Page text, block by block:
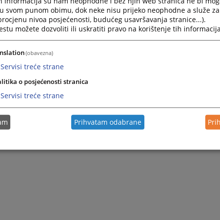
je Općinskom sudu u Širokom Brijegu podnesen prijedlog
zbog pritvorskih razloga i to postojanja osnovane
mogao ometati kazneni postupak utjecajem na svjedoke,
slično kazneno djelo.
okončanju istrage u ovom predmetu.
nevinosti iz čl. 3. st. 1. ZKP-a F BiH, svatko se smatra
suda ne utvrdi njegova krivnja.“
svom punom obimu, dok neke nisu prijeko neophodne a služe
nivoa posjećenosti, budućeg usavršavanja stranice...).
možete dozvoliti ili uskratiti pravo na korištenje tih
(obavezna)
Servisi treće strane
o posjećenosti stranica
Servisi treće strane
Prihvatam odabrane